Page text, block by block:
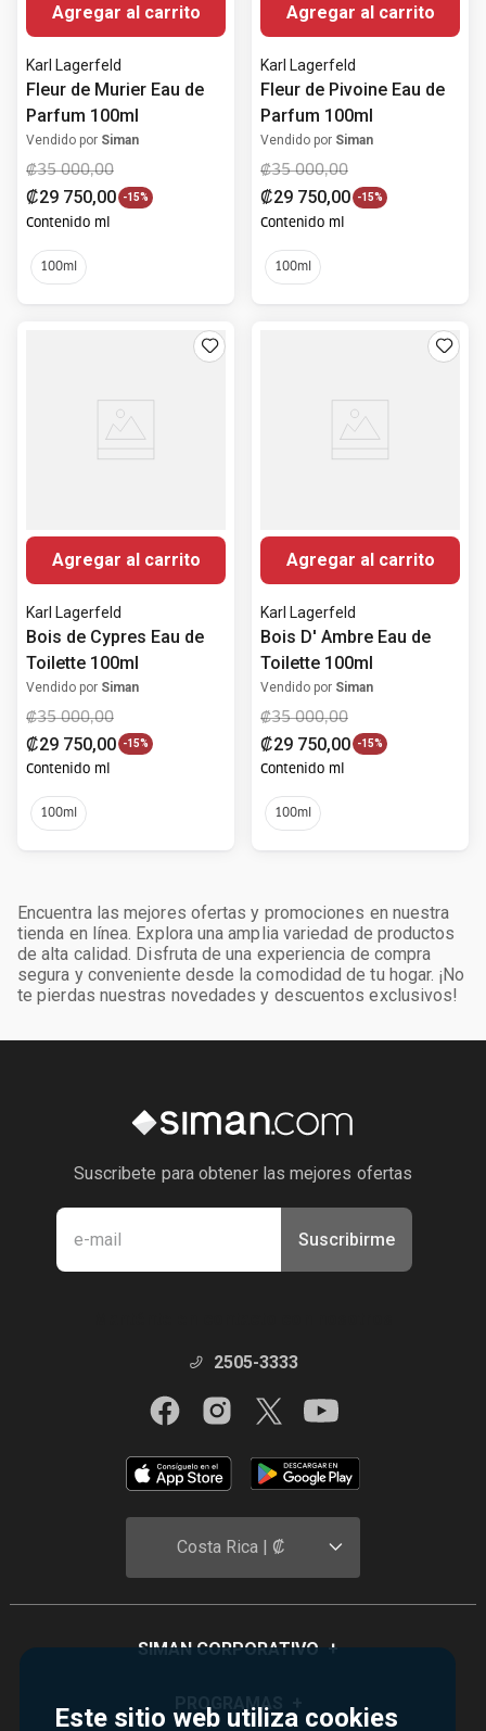
Este sitio web utiliza cookies
Agregar al carrito
Karl Lagerfeld
Fleur de Murier Eau de
Parfum 100ml
Vendido por Siman
₡35 000,00
₡29 750,00 -15%
Contenido ml
100ml
Agregar al carrito
Karl Lagerfeld
Fleur de Pivoine Eau de
Parfum 100ml
Vendido por Siman
₡35 000,00
₡29 750,00 -15%
Contenido ml
100ml
Agregar al carrito
Karl Lagerfeld
Bois de Cypres Eau de
Toilette 100ml
Vendido por Siman
₡35 000,00
₡29 750,00 -15%
Contenido ml
100ml
Agregar al carrito
Karl Lagerfeld
Bois D' Ambre Eau de
Toilette 100ml
Vendido por Siman
₡35 000,00
₡29 750,00 -15%
Contenido ml
100ml
Encuentra las mejores ofertas y promociones en nuestra
tienda en línea. Explora una amplia variedad de productos
de alta calidad. Disfruta de una experiencia de compra
segura y conveniente desde la comodidad de tu hogar. ¡No
te pierdas nuestras novedades y descuentos exclusivos!
Suscribete para obtener las mejores ofertas
Suscribirme
2505-3333
Costa Rica | ₡
SIMAN CORPORATIVO +
Quiénes Somos
PROGRAMAS